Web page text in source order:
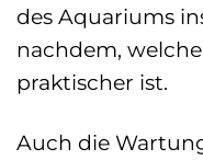
des Aquariums
nachdem,
praktischer ist.
Auch die